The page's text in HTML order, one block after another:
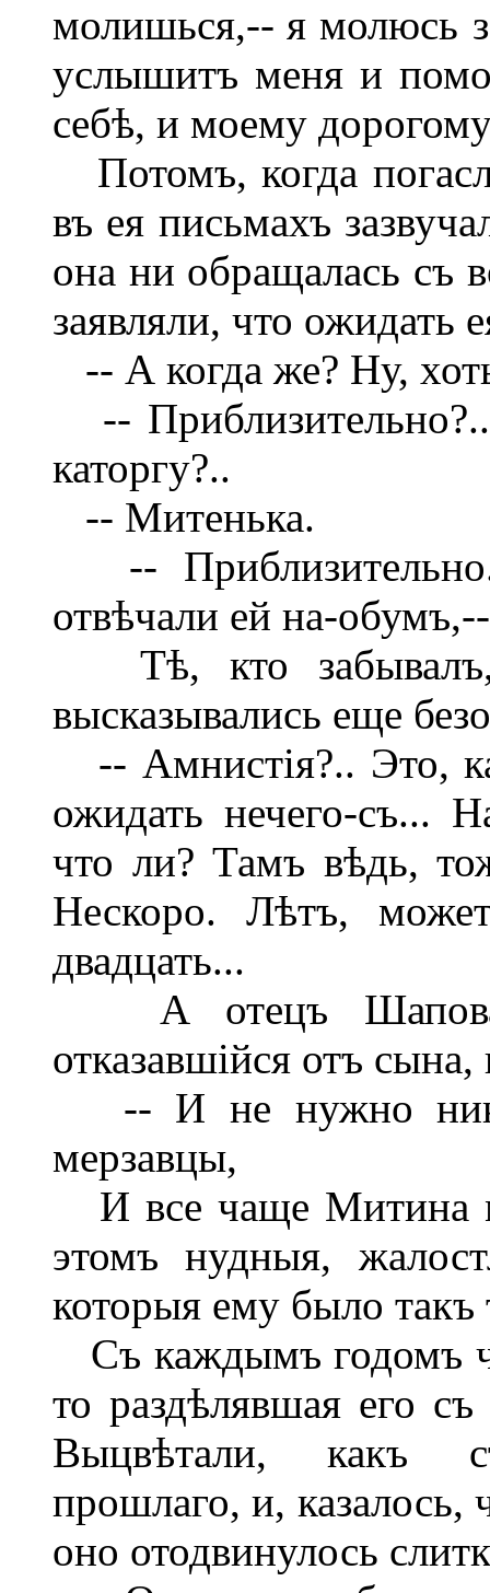
молишься,-- я молюсь
услышитъ меня и
себѣ, и моему
Потомъ, когда
въ ея письмахъ
она ни обращалась съ
заявляли, что ожидать
-- А когда же? Ну,
--
каторгу?..
-- Митенька.
--
отвѣчали ей на-
Тѣ, кто
высказывались еще
-- Амнистія?.. Это,
ожидать нечего-съ...
что ли? Тамъ вѣдь,
Нескоро. Лѣтъ,
двадцать...
А отецъ
отказавшійся отъ
-- И не нужно
мерзавцы,
И все чаще Митина
этомъ нудныя,
которыя ему было такъ
Съ каждымъ годомъ
то раздѣлявшая его
Выцвѣтали, какъ
прошлаго, и, казалось,
оно отодвинулось